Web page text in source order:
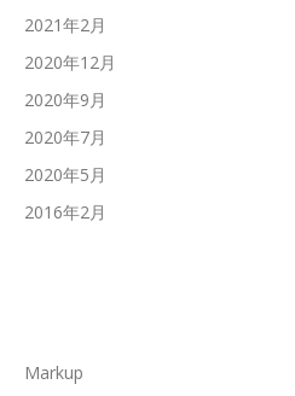
2021年2月
2020年12月
2020年9月
2020年7月
2020年5月
2016年2月
Markup